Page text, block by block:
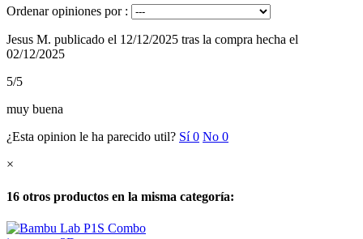
Ordenar opiniones por :
Jesus M. publicado el 12/12/2025 tras la compra hecha el
02/12/2025
5/5
muy buena
¿Esta opinion le ha parecido util? Sí0 No 0
×
16 otros productos en la misma categoría: